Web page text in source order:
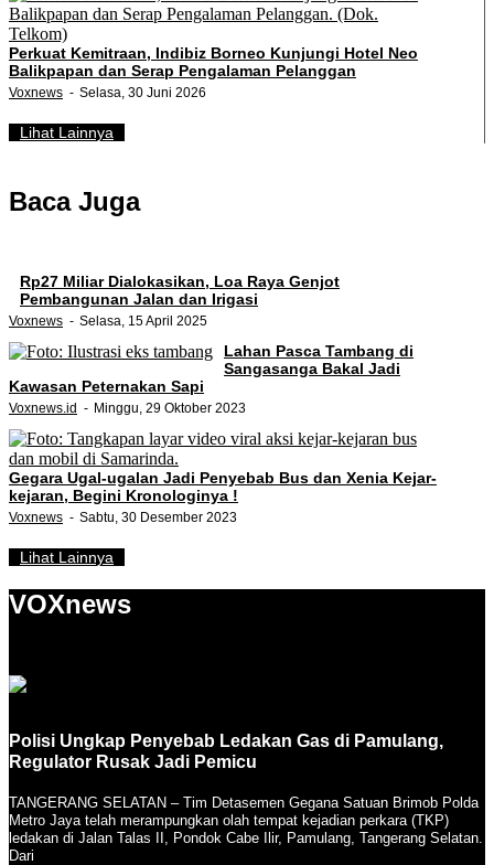
Perkuat Kemitraan, Indibiz Borneo Kunjungi Hotel Neo
Balikpapan dan Serap Pengalaman Pelanggan
Voxnews Selasa, 30 Juni 2026
Lihat Lainnya
Baca Juga
Rp27 Miliar Dialokasikan, Loa Raya Genjot
Pembangunan Jalan dan Irigasi
Voxnews Selasa, 15 April 2025
Lahan Pasca Tambang di
Sangasanga Bakal Jadi
Kawasan Peternakan Sapi
Voxnews.id Minggu, 29 Oktober 2023
Gegara Ugal-ugalan Jadi Penyebab Bus dan Xenia Kejar-
kejaran, Begini Kronologinya !
Voxnews Sabtu, 30 Desember 2023
Lihat Lainnya
VOXnews
Polisi Ungkap Penyebab Ledakan Gas di Pamulang,
Regulator Rusak Jadi Pemicu
TANGERANG SELATAN – Tim Detasemen Gegana Satuan Brimob Polda
Metro Jaya telah merampungkan olah tempat kejadian perkara (TKP)
ledakan di Jalan Talas II, Pondok Cabe Ilir, Pamulang, Tangerang Selatan.
Dari